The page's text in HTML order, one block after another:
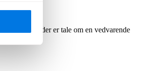
Så der er tale om en vedvarende